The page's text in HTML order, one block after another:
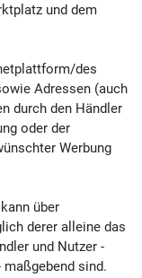
und dem
des
Adressen (auch
durch den Händler
oder der
Werbung
über
derer alleine das
und Nutzer -
sind.